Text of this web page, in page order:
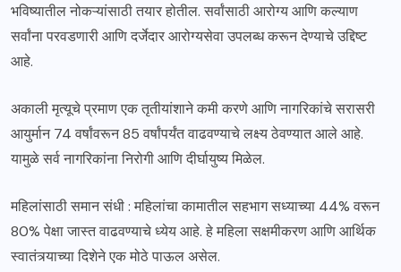
भविष्यातील नोकऱ्यांसाठी तयार होतील. सर्वांसाठी आरोग्य आणि कल्याण
सर्वांना परवडणारी आणि दर्जेदार आरोग्यसेवा उपलब्ध करून देण्याचे उद्दिष्ट
आहे.
अकाली मृत्यूचे प्रमाण एक तृतीयांशाने कमी करणे आणि नागरिकांचे सरासरी
आयुर्मान 74 वर्षांवरून 85 वर्षांपर्यंत वाढवण्याचे लक्ष्य ठेवण्यात आले आहे.
यामुळे सर्व नागरिकांना निरोगी आणि दीर्घायुष्य मिळेल.
महिलांसाठी समान संधी : महिलांचा कामातील सहभाग सध्याच्या 44% वरून
80% पेक्षा जास्त वाढवण्याचे ध्येय आहे. हे महिला सक्षमीकरण आणि आर्थिक
स्वातंत्र्याच्या दिशेने एक मोठे पाऊल असेल.